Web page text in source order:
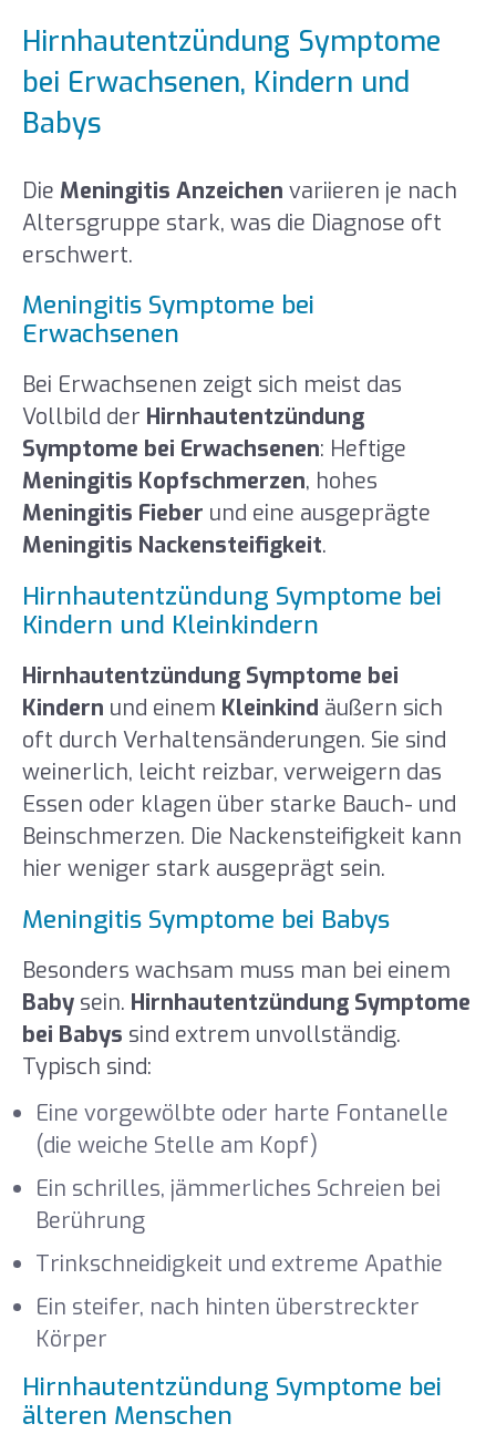
Hirnhautentzündung Symptome
bei Erwachsenen, Kindern und
Babys
Die Meningitis Anzeichen variieren je nach
Altersgruppe stark, was die Diagnose oft
erschwert.
Meningitis Symptome bei
Erwachsenen
Bei Erwachsenen zeigt sich meist das
Vollbild der Hirnhautentzündung
Symptome bei Erwachsenen: Heftige
Meningitis Kopfschmerzen, hohes
Meningitis Fieber und eine ausgeprägte
Meningitis Nackensteifigkeit.
Hirnhautentzündung Symptome bei
Kindern und Kleinkindern
Hirnhautentzündung Symptome bei
Kindern und einem Kleinkind äußern sich
oft durch Verhaltensänderungen. Sie sind
weinerlich, leicht reizbar, verweigern das
Essen oder klagen über starke Bauch- und
Beinschmerzen. Die Nackensteifigkeit kann
hier weniger stark ausgeprägt sein.
Meningitis Symptome bei Babys
Besonders wachsam muss man bei einem
Babysein. Hirnhautentzündung Symptome
bei Babys sind extrem unvollständig.
Typisch sind:
Eine vorgewölbte oder harte Fontanelle
(die weiche Stelle am Kopf)
Ein schrilles, jämmerliches Schreien bei
Berührung
Trinkschneidigkeit und extreme Apathie
Ein steifer, nach hinten überstreckter
Körper
Hirnhautentzündung Symptome bei
älteren Menschen